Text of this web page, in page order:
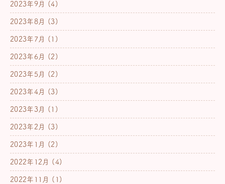
2023年9月 (4)
2023年8月 (3)
2023年7月 (1)
2023年6月 (2)
2023年5月 (2)
2023年4月 (3)
2023年3月 (1)
2023年2月 (3)
2023年1月 (2)
2022年12月 (4)
2022年11月 (1)